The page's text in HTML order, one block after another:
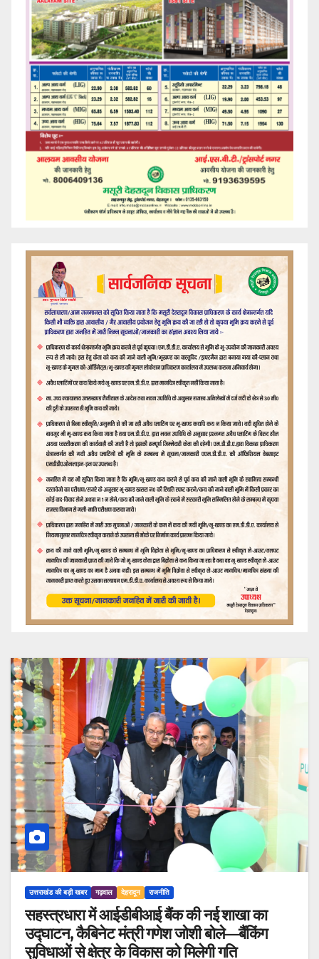
उत्तराखंड की बड़ी खबर गढ़वाल देहरादून राजनीति
सहस्त्रधारा में आईडीबीआई बैंक की नई शाखा का
उद्घाटन, कैबिनेट मंत्री गणेश जोशी बोले—बैंकिंग
सुविधाओं से क्षेत्र के विकास को मिलेगी गति